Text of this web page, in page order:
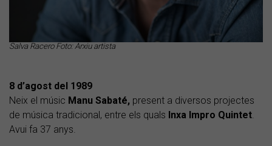
Salva Racero Foto: Arxiu artista
8 d’agost del 1989
Neix el músic Manu Sabaté, present a diversos projectes
de música tradicional, entre els quals Inxa Impro Quintet.
Avui fa 37 anys.